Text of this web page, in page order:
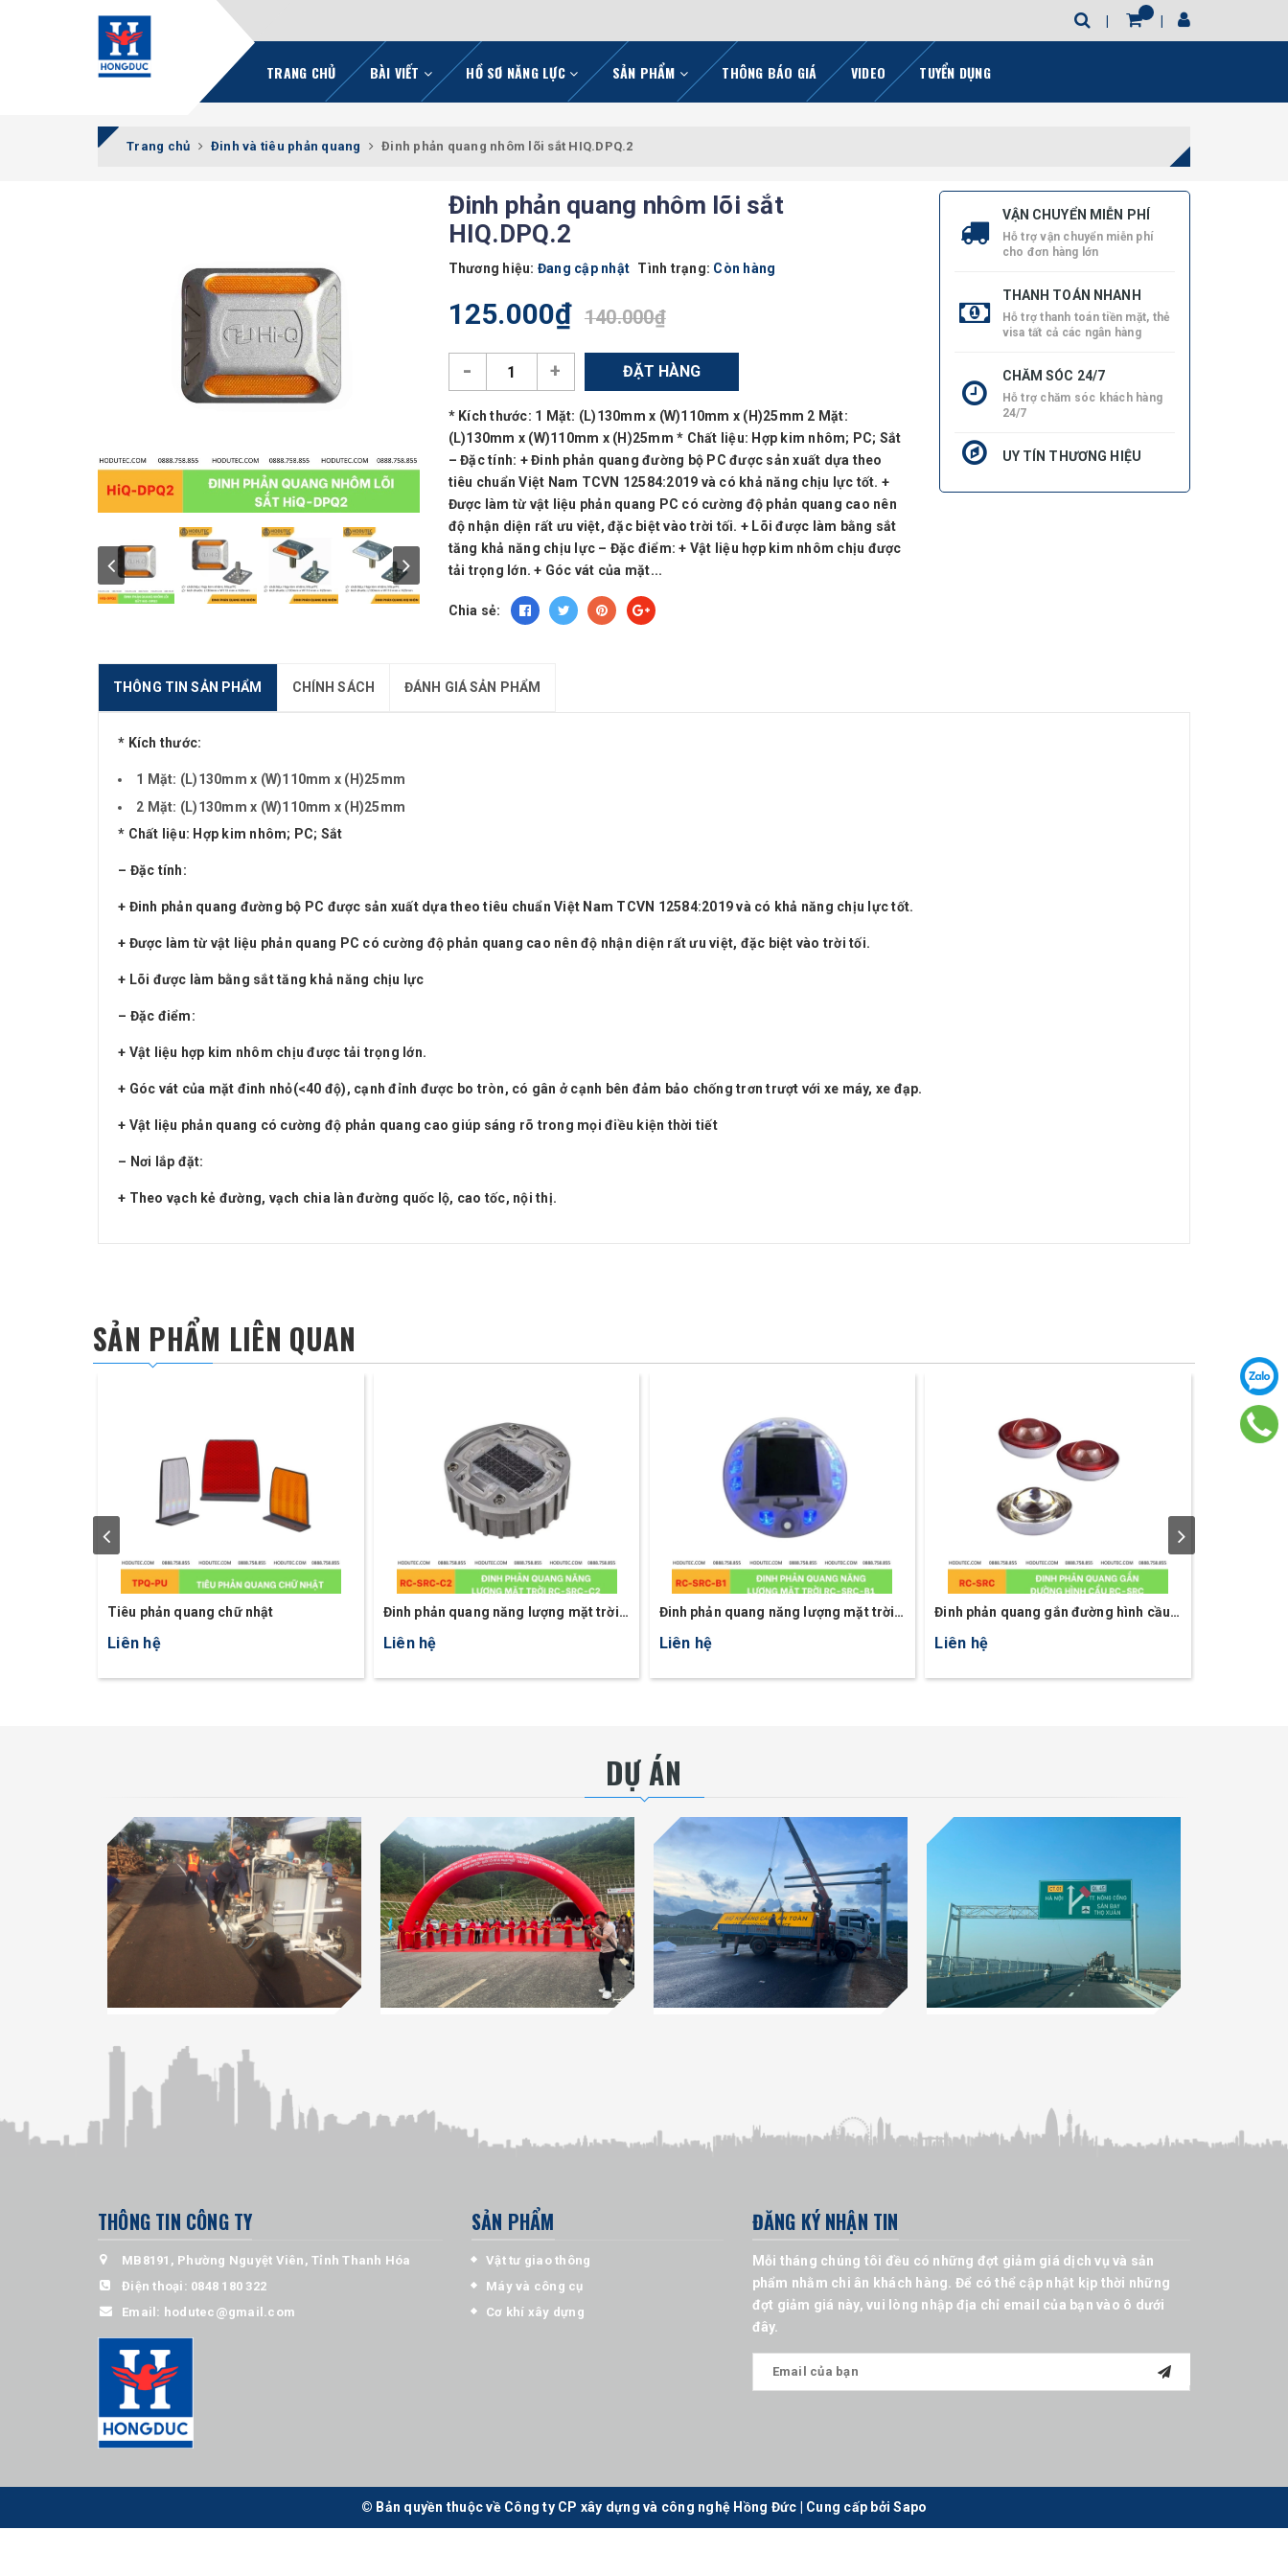
TRANG CHỦ BÀI VIẾT HỒ SƠ NĂNG LỰC SẢN PHẨM THÔNG BÁO GIÁ VIDEO TUYỂN DỤNG
Trang chủ Đinh và tiêu phản quang Đinh phản quang nhôm lõi sắt HIQ.DPQ.2
Đinh phản quang nhôm lõi sắt
HIQ.DPQ.2
Thương hiệu: Đang cập nhật Tình trạng: Còn hàng
125.000₫ 140.000₫
- + ĐẶT HÀNG
* Kích thước: 1 Mặt: (L)130mm x (W)110mm x (H)25mm 2 Mặt:
(L)130mm x (W)110mm x (H)25mm * Chất liệu: Hợp kim nhôm; PC; Sắt
– Đặc tính: + Đinh phản quang đường bộ PC được sản xuất dựa theo
tiêu chuẩn Việt Nam TCVN 12584:2019 và có khả năng chịu lực tốt. +
Được làm từ vật liệu phản quang PC có cường độ phản quang cao nên
độ nhận diện rất ưu việt, đặc biệt vào trời tối. + Lõi được làm bằng sắt
tăng khả năng chịu lực – Đặc điểm: + Vật liệu hợp kim nhôm chịu được
tải trọng lớn. + Góc vát của mặt...
Chia sẻ:
VẬN CHUYỂN MIỄN PHÍ
Hỗ trợ vận chuyển miễn phí
cho đơn hàng lớn
THANH TOÁN NHANH
Hỗ trợ thanh toán tiền mặt, thẻ
visa tất cả các ngân hàng
CHĂM SÓC 24/7
Hỗ trợ chăm sóc khách hàng
24/7
UY TÍN THƯƠNG HIỆU
THÔNG TIN SẢN PHẨM CHÍNH SÁCH ĐÁNH GIÁ SẢN PHẨM
* Kích thước:
1 Mặt: (L)130mm x (W)110mm x (H)25mm
2 Mặt: (L)130mm x (W)110mm x (H)25mm
* Chất liệu: Hợp kim nhôm; PC; Sắt
– Đặc tính:
+ Đinh phản quang đường bộ PC được sản xuất dựa theo tiêu chuẩn Việt Nam TCVN 12584:2019 và có khả năng chịu lực tốt.
+ Được làm từ vật liệu phản quang PC có cường độ phản quang cao nên độ nhận diện rất ưu việt, đặc biệt vào trời tối.
+ Lõi được làm bằng sắt tăng khả năng chịu lực
– Đặc điểm:
+ Vật liệu hợp kim nhôm chịu được tải trọng lớn.
+ Góc vát của mặt đinh nhỏ(<40 độ), cạnh đỉnh được bo tròn, có gân ở cạnh bên đảm bảo chống trơn trượt với xe máy, xe đạp.
+ Vật liệu phản quang có cường độ phản quang cao giúp sáng rõ trong mọi điều kiện thời tiết
– Nơi lắp đặt:
+ Theo vạch kẻ đường, vạch chia làn đường quốc lộ, cao tốc, nội thị.
SẢN PHẨM LIÊN QUAN
Tiêu phản quang chữ nhật
Liên hệ
Đinh phản quang năng lượng mặt trời
Liên hệ
Đinh phản quang năng lượng mặt trời
Liên hệ
Đinh phản quang gắn đường hình cầu
Liên hệ
DỰ ÁN
THÔNG TIN CÔNG TY
MB8191, Phường Nguyệt Viên, Tỉnh Thanh Hóa
Điện thoại: 0848 180 322
Email: hodutec@gmail.com
SẢN PHẨM
Vật tư giao thông
Máy và công cụ
Cơ khí xây dựng
ĐĂNG KÝ NHẬN TIN
Mỗi tháng chúng tôi đều có những đợt giảm giá dịch vụ và sản
phẩm nhằm chi ân khách hàng. Để có thể cập nhật kịp thời những
đợt giảm giá này, vui lòng nhập địa chỉ email của bạn vào ô dưới
đây.
© Bản quyền thuộc về Công ty CP xây dựng và công nghệ Hồng Đức Cung cấp bởiSapo